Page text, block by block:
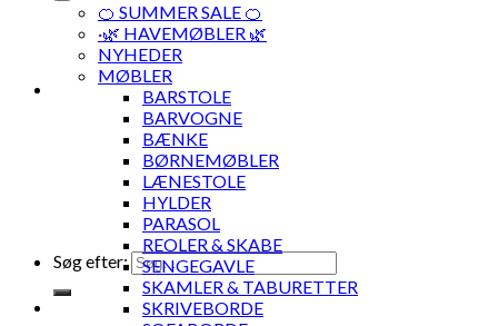
Søg efter:
🍊 SUMMER SALE 🍊
·🌿 HAVEMØBLER 🌿
NYHEDER
MØBLER
BARSTOLE
BARVOGNE
BÆNKE
BØRNEMØBLER
LÆNESTOLE
HYLDER
PARASOL
REOLER & SKABE
SENGEGAVLE
SKAMLER & TABURETTER
SKRIVEBORDE